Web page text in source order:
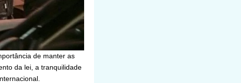
de manter as
da lei, a tranquilidade